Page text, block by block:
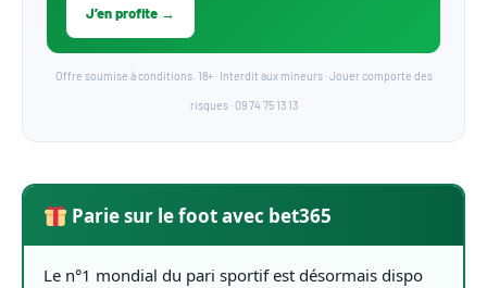
J’en profite →
Offre soumise à conditions. 18+ · Interdit aux mineurs · Jouer comporte des
risques · 09 74 75 13 13
Parie sur le foot avec bet365
Le n°1 mondial du pari sportif est désormais dispo